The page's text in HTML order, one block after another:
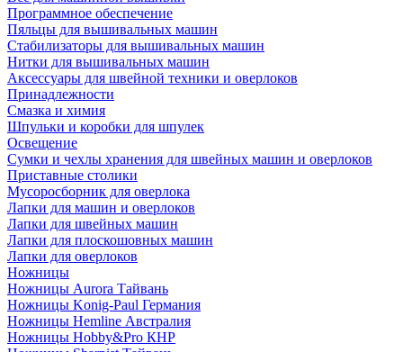
Программное обеспечение
Пяльцы для вышивальных машин
Стабилизаторы для вышивальных машин
Нитки для вышивальных машин
Аксессуары для швейной техники и оверлоков
Принадлежности
Смазка и химия
Шпульки и коробки для шпулек
Освещение
Сумки и чехлы хранения для швейных машин и оверлоков
Приставные столики
Мусоросборник для оверлока
Лапки для машин и оверлоков
Лапки для швейных машин
Лапки для плоскошовных машин
Лапки для оверлоков
Ножницы
Ножницы Aurora Тайвань
Ножницы Konig-Paul Германия
Ножницы Hemline Австралия
Ножницы Hobby&Pro КНР